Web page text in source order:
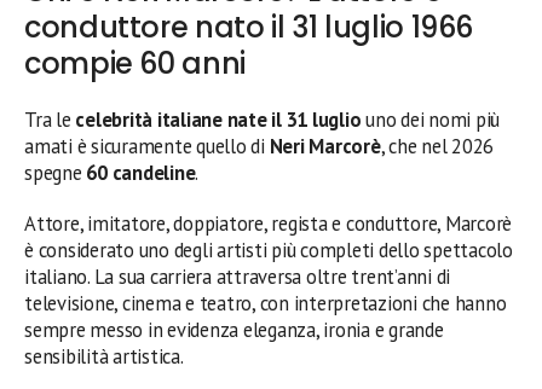
conduttore nato il 31 luglio 1966
compie 60 anni
Tra le celebrità italiane nate il 31 lugliouno dei nomi più
amati è sicuramente quello di Neri Marcorè, che nel 2026
spegne 60 candeline.
Attore, imitatore, doppiatore, regista e conduttore, Marcorè
è considerato uno degli artisti più completi dello spettacolo
italiano. La sua carriera attraversa oltre trent’anni di
televisione, cinema e teatro, con interpretazioni che hanno
sempre messo in evidenza eleganza, ironia e grande
sensibilità artistica.